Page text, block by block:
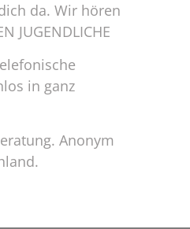
da. Wir hören
JUGENDLICHE
in ganz
Anonym